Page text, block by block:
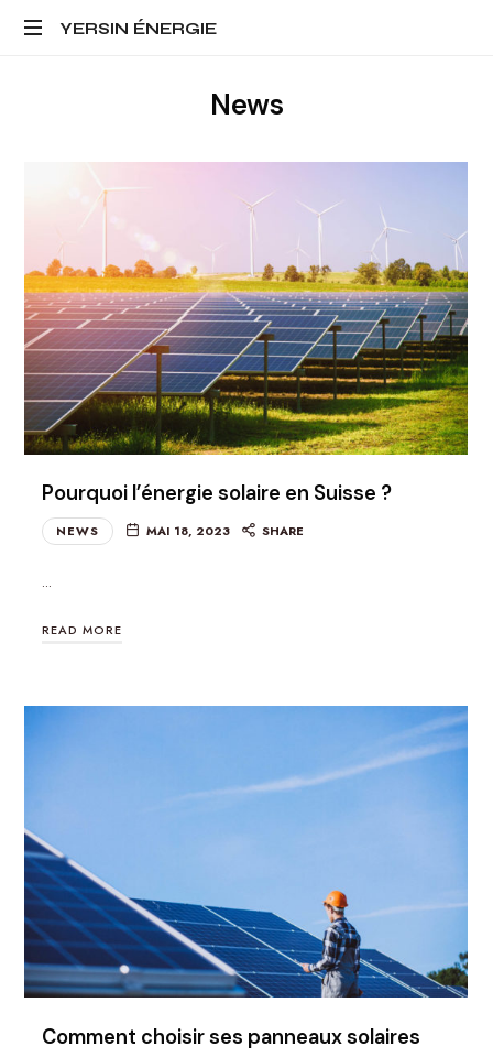
YERSIN
YERSIN ÉNERGIE
News
Pourquoi l’énergie solaire en Suisse ?
NEWS MAI 18, 2023 SHARE
…
READ MORE
Comment choisir ses panneaux solaires